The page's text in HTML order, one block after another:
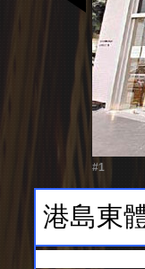
#1
港島東